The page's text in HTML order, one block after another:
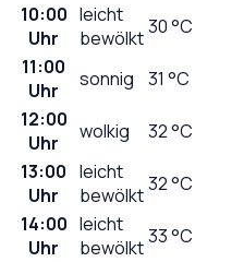
10:00
Uhr
leicht
bewölkt30°C
11:00
Uhr
sonnig 31 °C
12:00
Uhr
wolkig 32°C
13:00
Uhr
leicht
bewölkt32°C
14:00
Uhr
leicht
bewölkt33°C